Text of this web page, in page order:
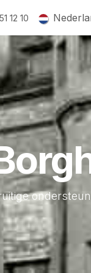
Subsidiedossiers
12 10